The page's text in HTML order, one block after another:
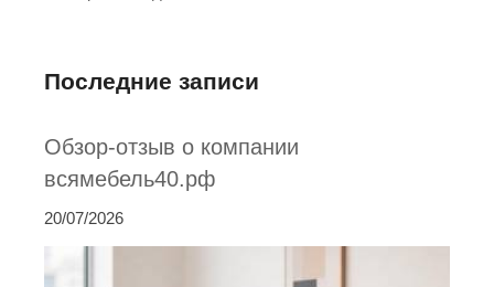
Последние записи
Обзор-отзыв о компании
всямебель40.рф
20/07/2026